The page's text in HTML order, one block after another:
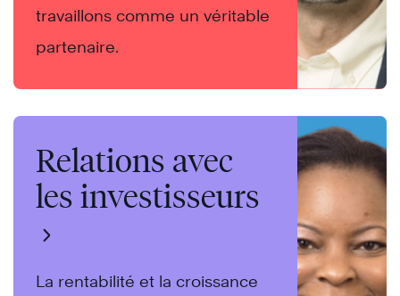
travaillons comme un véritable
partenaire.
Relations avec
les investisseurs
La rentabilité et la croissance